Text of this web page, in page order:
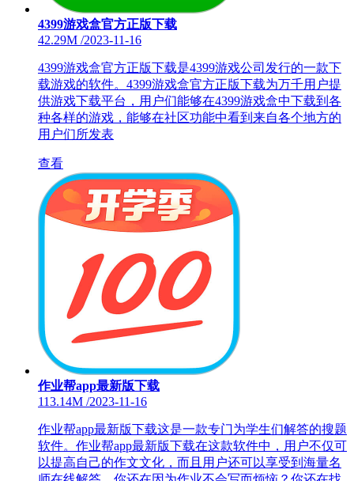
4399游戏盒官方正版下载
42.29M /2023-11-16
4399游戏盒官方正版下载是4399游戏公司发行的一款下
载游戏的软件。4399游戏盒官方正版下载为万千用户提
供游戏下载平台，用户们能够在4399游戏盒中下载到各
种各样的游戏，能够在社区功能中看到来自各个地方的
用户们所发表
查看
作业帮app最新版下载
113.14M /2023-11-16
作业帮app最新版下载这是一款专门为学生们解答的搜题
软件。作业帮app最新版下载在这款软件中，用户不仅可
以提高自己的作文文化，而且用户还可以享受到海量名